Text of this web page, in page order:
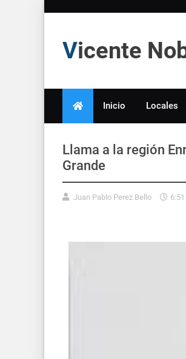
Vicente
Inicio Locales
Llama a la región
Grande
Juan Pablo Perez Bello 6:51